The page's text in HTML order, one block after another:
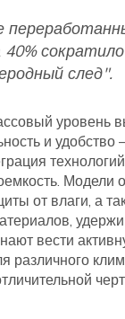
след".
уровень
и удобство
Модели
от влаги, а
вести
различного